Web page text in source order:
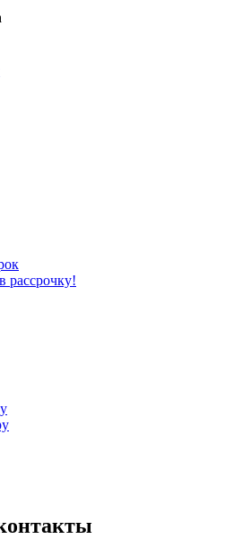
рассрочку!